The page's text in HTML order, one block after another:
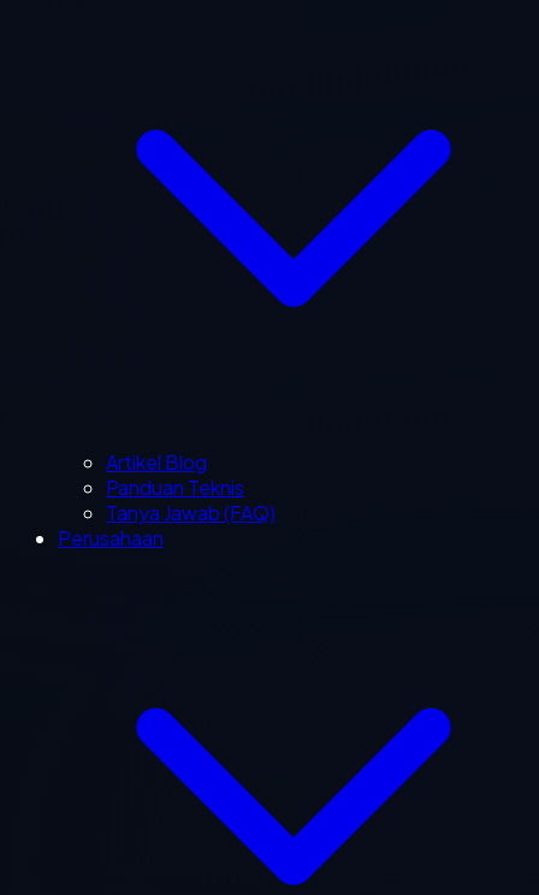
Artikel Blog
Panduan Teknis
Tanya Jawab (FAQ)
Perusahaan